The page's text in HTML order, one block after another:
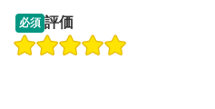
操作説明動画
必須 評価